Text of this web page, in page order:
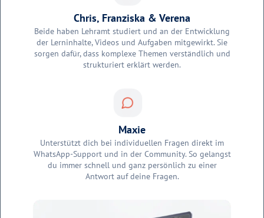
Chris, Franziska & Verena
Beide haben Lehramt studiert und an der Entwicklung
der Lerninhalte, Videos und Aufgaben mitgewirkt. Sie
sorgen dafür, dass komplexe Themen verständlich und
strukturiert erklärt werden.
Maxie
Unterstützt dich bei individuellen Fragen direkt im
WhatsApp-Support und in der Community. So gelangst
du immer schnell und ganz persönlich zu einer
Antwort auf deine Fragen.